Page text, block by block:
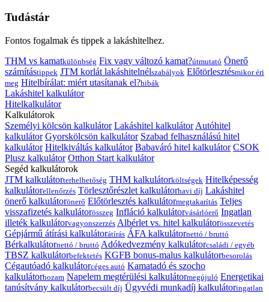
Tudástár
Fontos fogalmak és tippek a lakáshitelhez.
THM vs kamatkülönbség Fix vagy változó kamat?útmutató Önerő
számítástippek JTM korlát lakáshitelnélszabályok Előtörlesztésmikor éri
meg Hitelbírálat: miért utasítanak el?hibák
Lakáshitel kalkulátor
Hitelkalkulátor
Kalkulátorok
Személyi kölcsön kalkulátor Lakáshitel kalkulátor Autóhitel
kalkulátor Gyorskölcsön kalkulátor Szabad felhasználású hitel
kalkulátor Hitelkiváltás kalkulátor Babaváró hitel kalkulátor CSOK
Plusz kalkulátor Otthon Start kalkulátor
Segéd kalkulátorok
JTM kalkulátorterhelhetőség THM kalkulátorköltségek Hitelképesség
kalkulátorellenőrzés Törlesztőrészlet kalkulátorhavi díj Lakáshitel
önerő kalkulátorönerő Előtörlesztés kalkulátormegtakarítás Teljes
visszafizetés kalkulátorösszeg Infláció kalkulátorvásárlóerő Ingatlan
illeték kalkulátorvagyonszerzés Albérlet vs. hitel kalkulátorösszevetés
Gépjármű átírási kalkulátorátírás ÁFA kalkulátornettó / bruttó
Bérkalkulátornettó / bruttó Adókedvezmény kalkulátorcsaládi / egyéb
TBSZ kalkulátorbefektetés KGFB bonus-malus kalkulátorbesorolás
Cégautóadó kalkulátorcéges autó Kamatadó és szocho
kalkulátorhozam Napelem megtérülési kalkulátormegújuló Energetikai
tanúsítvány kalkulátorbecsült díj Ügyvédi munkadíj kalkulátoringatlan